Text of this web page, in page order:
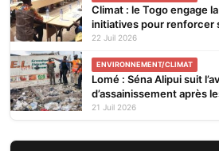
Climat : le Togo engage
initiatives pour renforcer
aux financements verts
22 Juil 2026
ENVIRONNEMENT/CLIMAT
Lomé : Séna Alipui suit
d’assainissement après
21 Juil 2026